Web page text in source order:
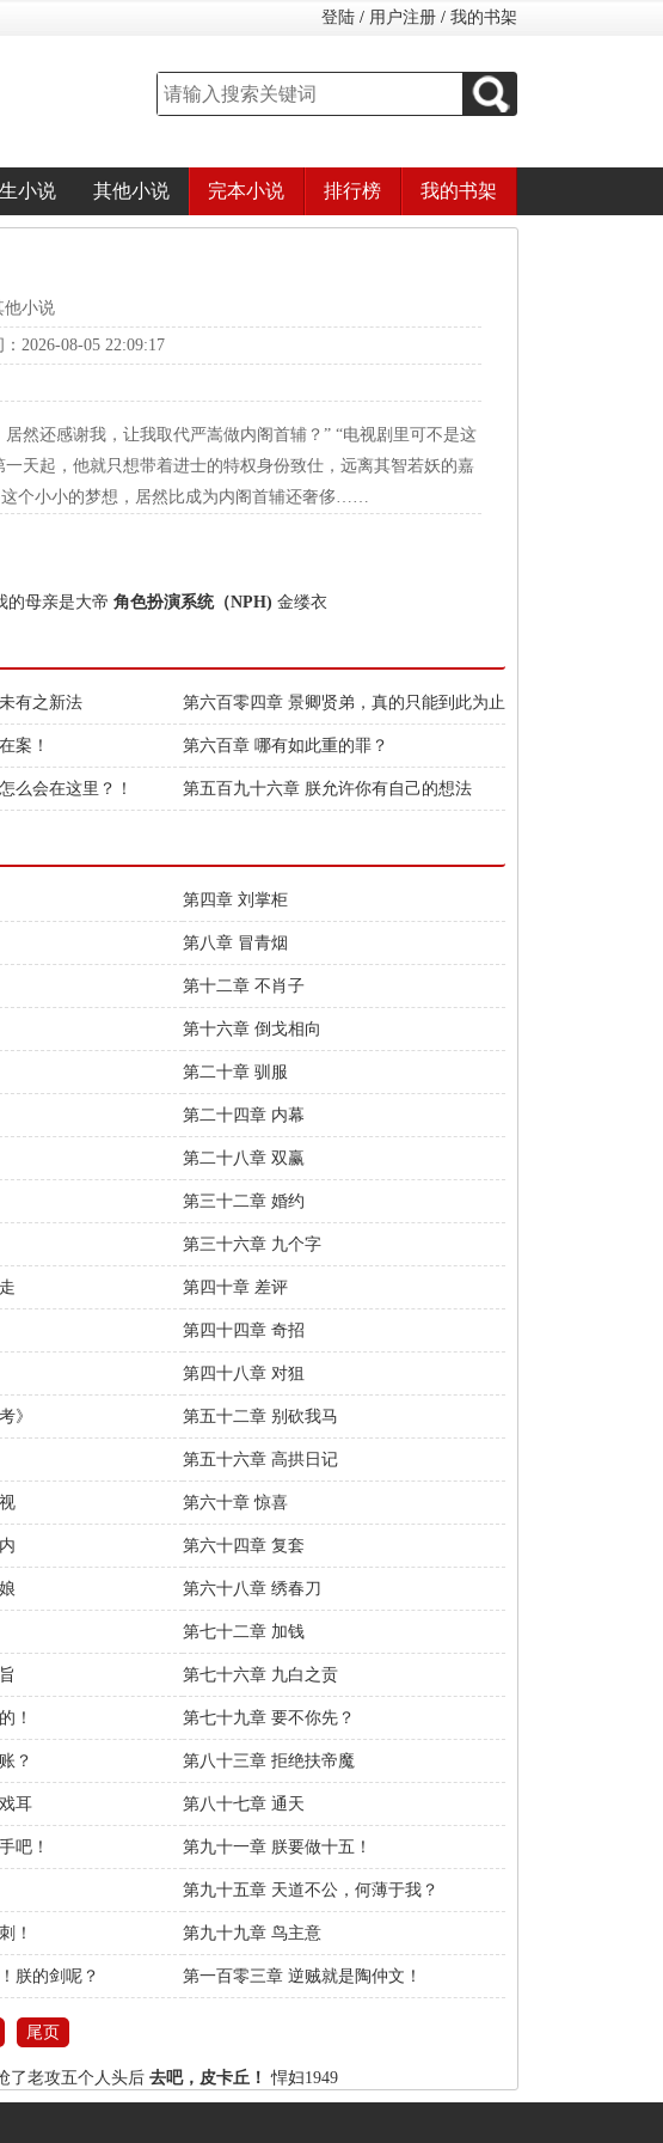
登陆 / 用户注册 / 我的书架
小说 其他小说 完本小说 排行榜 我的书架
他小说
2026-08-05 22:09:17
然还感谢我，让我取代严嵩做内阁首辅？” “电视剧里可不是这
天起，他就只想带着进士的特权身份致仕，远离其智若妖的嘉
个小小的梦想，居然比成为内阁首辅还奢侈……
的母亲是大帝 角色扮演系统（NPH) 金缕衣
有之新法 第六百零四章 景卿贤弟，真的只能到此为止
了么？
案！ 第六百章 哪有如此重的罪？
么会在这里？！ 第五百九十六章 朕允许你有自己的想法
第四章 刘掌柜
第八章 冒青烟
第十二章 不肖子
第十六章 倒戈相向
第二十章 驯服
第二十四章 内幕
第二十八章 双赢
第三十二章 婚约
第三十六章 九个字
第四十章 差评
第四十四章 奇招
第四十八章 对狙
》 第五十二章 别砍我马
第五十六章 高拱日记
第六十章 惊喜
第六十四章 复套
第六十八章 绣春刀
第七十二章 加钱
第七十六章 九白之贡
！ 第七十九章 要不你先？
？ 第八十三章 拒绝扶帝魔
耳 第八十七章 通天
吧！ 第九十一章 朕要做十五！
第九十五章 天道不公，何薄于我？
！ 第九十九章 鸟主意
朕的剑呢？ 第一百零三章 逆贼就是陶仲文！
尾页
了老攻五个人头后 去吧，皮卡丘！ 悍妇1949